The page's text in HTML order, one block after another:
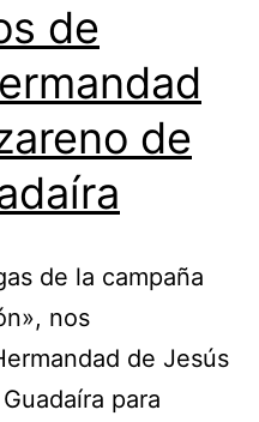
de
de
de la campaña
nos
de Jesús
para